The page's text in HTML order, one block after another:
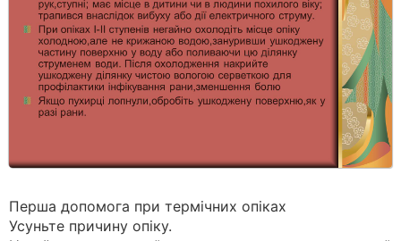
Перша допомога при термічних опіках
Усуньте причину опіку.